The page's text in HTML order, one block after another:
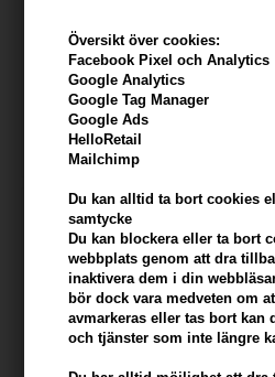
Översikt över cookies:
Facebook Pixel och Analytics
Google Analytics
Google Tag Manager
Google Ads
HelloRetail
Mailchimp
Du kan alltid ta bort cookies
samtycke
Du kan blockera eller ta bort
webbplats genom att dra
inaktivera dem i din
bör dock vara medveten om
avmarkeras eller tas bort kan
och tjänster som inte längre
Pomp & Co. Face Serum 30ml
272,00 SEK